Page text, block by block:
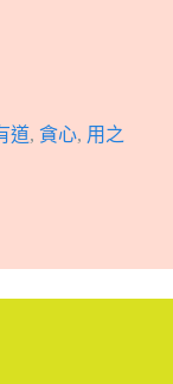
道, 貪心, 用之